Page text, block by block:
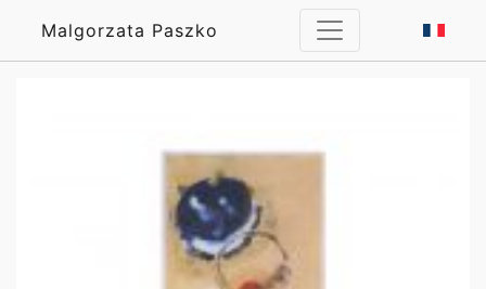
Malgorzata Paszko